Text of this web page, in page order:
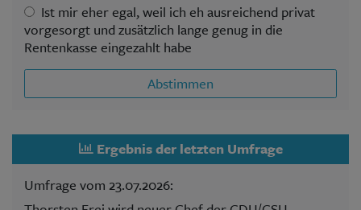
Ist mir eher egal, weil ich eh ausreichend privat
vorgesorgt und zusätzlich lange genug in die
Rentenkasse eingezahlt habe
Abstimmen
Ergebnis der letzten Umfrage
Umfrage vom 23.07.2026: